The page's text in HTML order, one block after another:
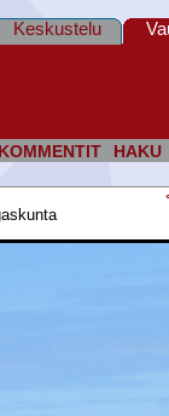
KOMMENTIT HAKU
Keskustelu